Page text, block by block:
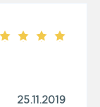
25.11.2019